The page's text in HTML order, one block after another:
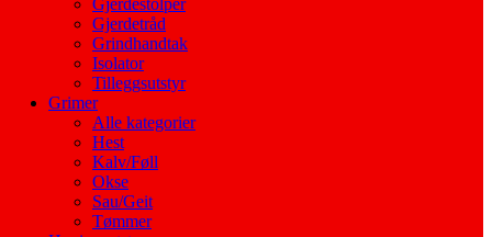
Gjerdestolper
Gjerdetråd
Grindhandtak
Isolator
Tilleggsutstyr
Grimer
Alle kategorier
Hest
Kalv/Føll
Okse
Sau/Geit
Tømmer